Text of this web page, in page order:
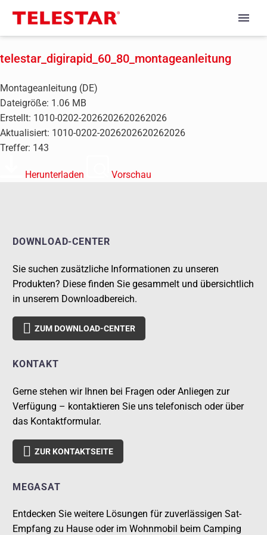
telestar_digirapid_60_80_montageanleitung
Montageanleitung (DE)
Dateigröße: 1.06 MB
Erstellt: 1010-0202-2026202620262026
Aktualisiert: 1010-0202-2026202620262026
Treffer: 143
Herunterladen Vorschau
DOWNLOAD-CENTER
Sie suchen zusätzliche Informationen zu unseren
Produkten? Diese finden Sie gesammelt und übersichtlich
in unserem Downloadbereich.
 ZUM DOWNLOAD-CENTER
KONTAKT
Gerne stehen wir Ihnen bei Fragen oder Anliegen zur
Verfügung – kontaktieren Sie uns telefonisch oder über
das Kontaktformular.
 ZUR KONTAKTSEITE
MEGASAT
Entdecken Sie weitere Lösungen für zuverlässigen Sat-
Empfang zu Hause oder im Wohnmobil beim Camping